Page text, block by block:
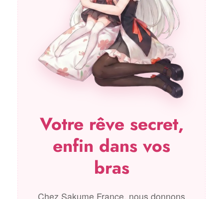
Votre rêve secret,
enfin dans vos
bras
Chez Sakume France, nous donnons